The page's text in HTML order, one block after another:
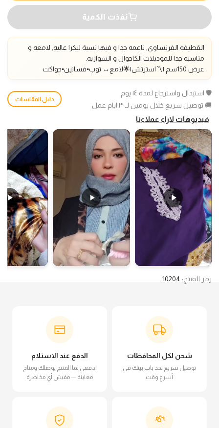
نفذت الكمية
القطيفه الفرنساوي, ناعمه جدا و فيها نسبة ليكرا عاليه, لامعه و
مناسبه جدا للموديلات الكاجوال و السواريه.
عرض 150سم |〽️استرتش|🌟لامع
↔️ توب▪️فساتين▪️جواكت
🛡️ استبدال واسترجاع لمدة ١٤ يوم
🚚 توصيل سريع خلال يومين لـ ٣ ايام عمل
دليل المقاسات
فيديوهات لاراء عملاءنا
رمز المنتج: 10204
شحن لكل المحافظات
توصيل سريع لحد باب بيتك في
أسرع وقت
الدفع عند الاستلام
ادفعي لما المنتج يوصلك ومتاح
معاينة — مفيش أي مخاطرة